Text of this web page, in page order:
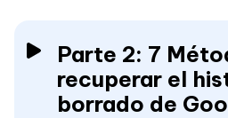
Parte 2: 7
recuperar el
borrado de